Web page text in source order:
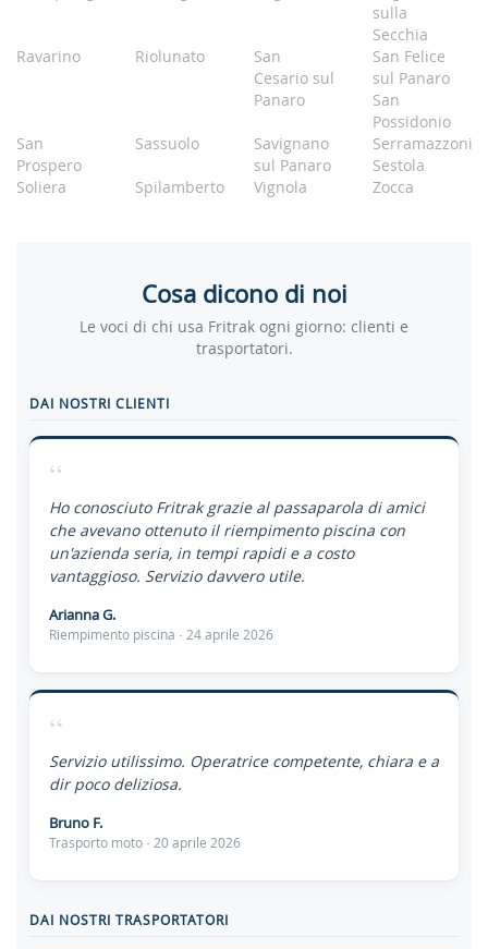
sulla
Secchia
Ravarino
Riolunato
San
Cesario sul
Panaro
San Felice
sul Panaro
San
Possidonio
San
Prospero
Sassuolo
Savignano
sul Panaro
Serramazzoni
Sestola
Soliera
Spilamberto Vignola Zocca
Cosa dicono di noi
Le voci di chi usa Fritrak ogni giorno: clienti e
trasportatori.
DAI NOSTRI CLIENTI
“
Ho conosciuto Fritrak grazie al passaparola di amici
che avevano ottenuto il riempimento piscina con
un'azienda seria, in tempi rapidi e a costo
vantaggioso. Servizio davvero utile.
Arianna G.
Riempimento piscina · 24 aprile 2026
“
Servizio utilissimo. Operatrice competente, chiara e a
dir poco deliziosa.
Bruno F.
Trasporto moto · 20 aprile 2026
DAI NOSTRI TRASPORTATORI